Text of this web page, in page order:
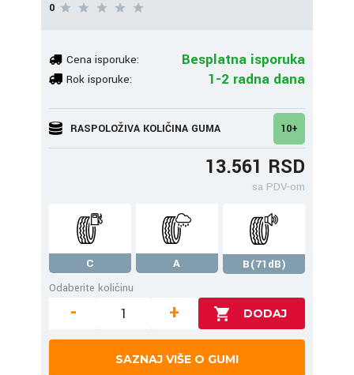
0
Cena isporuke: Besplatna isporuka
Rok isporuke: 1-2 radna dana
RASPOLOŽIVA KOLIČINA GUMA 10+
13.561 RSD
sa PDV-om
C A
B(71dB)
Odaberite količinu
- +
SAZNAJ VIŠE O GUMI